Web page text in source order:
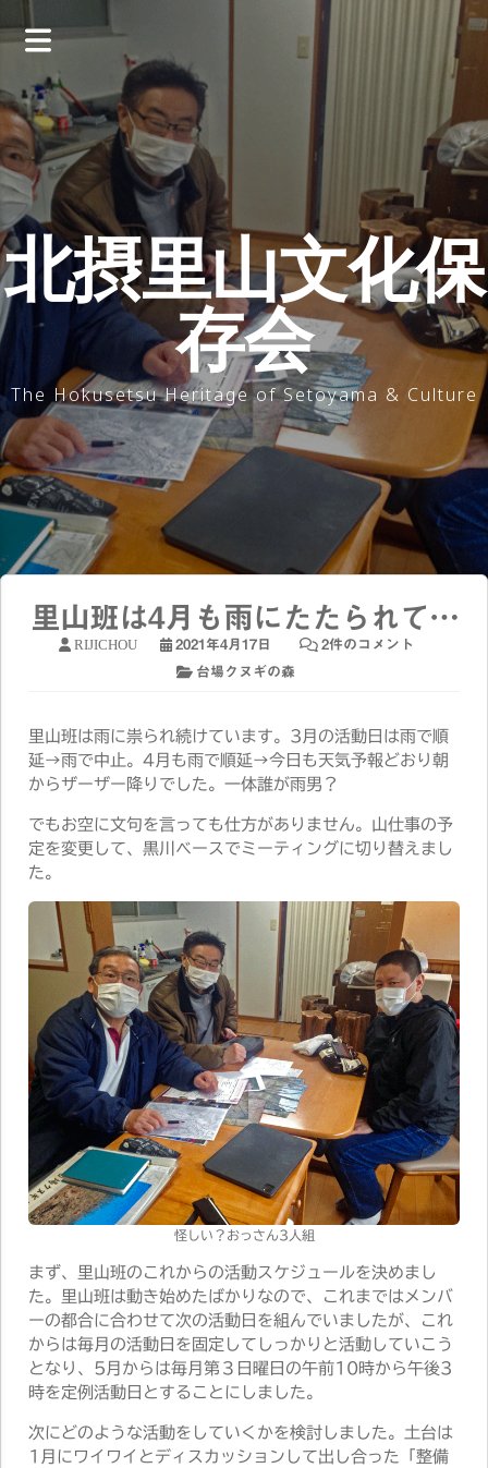
ン
ン
ツ
へ
ス
キ
ッ
プ
北摂里山文化保
存会
The Hokusetsu Heritage of Setoyama & Culture
里山班は4月も雨にたたられて…
RIJICHOU 2021年4月17日
2件のコメント
台場クヌギの森
里山班は雨に祟られ続けています。3月の活動日は雨で順
延→雨で中止。4月も雨で順延→今日も天気予報どおり朝
からザーザー降りでした。一体誰が雨男？
でもお空に文句を言っても仕方がありません。山仕事の予
定を変更して、黒川ベースでミーティングに切り替えまし
た。
怪しい？おっさん3人組
まず、里山班のこれからの活動スケジュールを決めまし
た。里山班は動き始めたばかりなので、これまではメンバ
ーの都合に合わせて次の活動日を組んでいましたが、これ
からは毎月の活動日を固定してしっかりと活動していこう
となり、5月からは毎月第３日曜日の午前10時から午後3
時を定例活動日とすることにしました。
次にどのような活動をしていくかを検討しました。土台は
1月にワイワイとディスカッションして出し合った「整備